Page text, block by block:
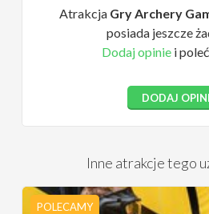
Atrakcja Gry Archery
posiada jeszcze
Dodaj opiniei
DODAJ
Inne atrakcje tego
POLECAMY